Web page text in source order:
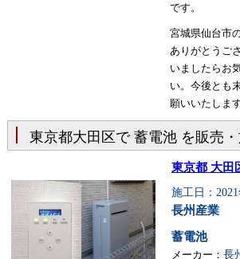
です。
宮城県仙台市
ありがとうご
いましたらお
い。今後とも
願いいたします
東京都大田区で 蓄電池 を販売・
東京都 大田
施工日：
長州産業
蓄電池
メーカー： 長